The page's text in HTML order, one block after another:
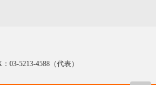
03-5213-4588（代表）